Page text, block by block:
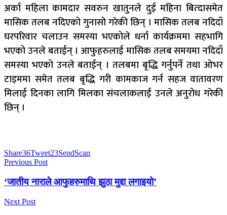
अर्का महिला कामदार सवरुन खातुनले दुई महिना बित्दासमेत
मासिक तलब नदिएको गुनासो गरेकी छिन् । मासिक तलब नदिदाँ
घरपरिवार चलाउन समस्या भएकोले धर्ना कार्यक्रममा सहभागि
भएको उनले बताईन् । आफुहरुलाई मासिक तलब समयमा नदिदाँ
समस्या भएको उनले बताईन् । तलबमा बृद्धि गर्नुपर्ने तथा ओभर
टाइममा समेत तलब बृद्धि गरी कामकाज गर्न सहज वातावरण
मिलाई दिनका लागि मिलका संचलाकलाई उनले अनुरोध गरेकी
छिन् ।
Share36Tweet23SendScan
Previous Post
‘जातीय नाराले आफुहरुमाथि झुठा मुद्दा लगाइयो’
Next Post